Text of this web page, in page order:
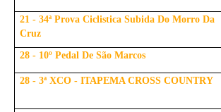
21 - 34ª Prova Ciclistica Subida Do Morro Da
Cruz
28 - 10º Pedal De São Marcos
28 - 3ª XCO - ITAPEMA CROSS COUNTRY